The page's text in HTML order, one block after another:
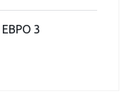
ЕВРО 3